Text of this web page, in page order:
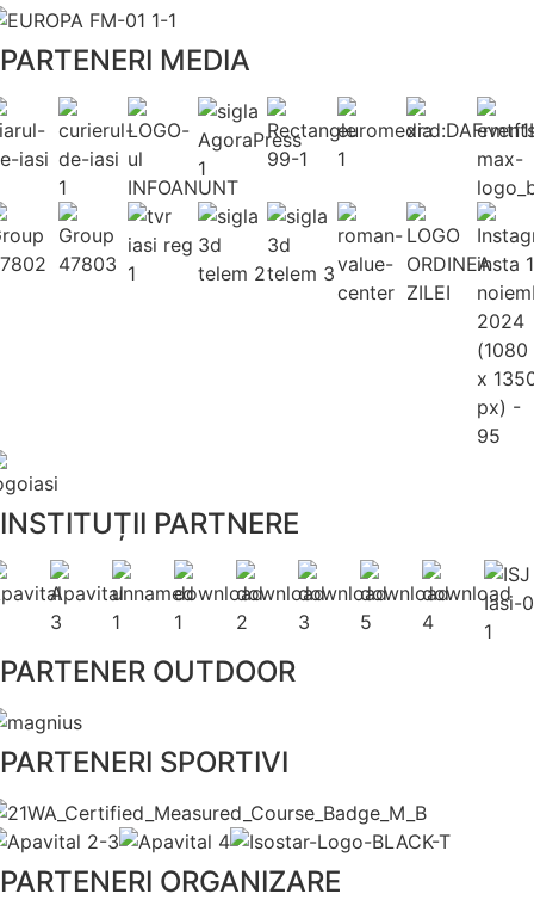
PARTENERI MEDIA
INSTITUȚII PARTNERE
PARTENER OUTDOOR
PARTENERI SPORTIVI
PARTENERI ORGANIZARE